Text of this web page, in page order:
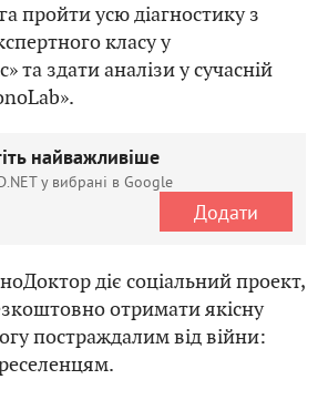
пройти усю діагностику з
класу у
та здати аналізи у сучасній
найважливіше
у вибрані в Google
Додати
діє соціальний проект,
отримати якісну
постраждалим від війни: